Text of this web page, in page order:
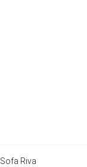
Sofa Riva